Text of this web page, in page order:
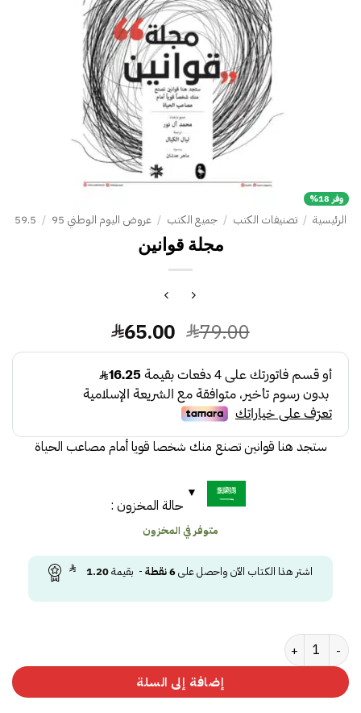
وفر 18%
الرئيسية / تصنيفات الكتب / جميع الكتب / عروض اليوم الوطني 95 /
59.5
مجلة قوانين
79.00 السعر
الأصلي
هو:
79.00.
65.00 السعر
الحالي
هو:
65.00.
ستجد هنا قوانين تصنع منك شخصا قويا أمام مصاعب الحياة
حالة المخزون :
متوفر في المخزون
اشتر هذا الكتاب الآن واحصل على6نقطة- بقيمة1.20
كمية مجلة قوانين
إضافة إلى السلة